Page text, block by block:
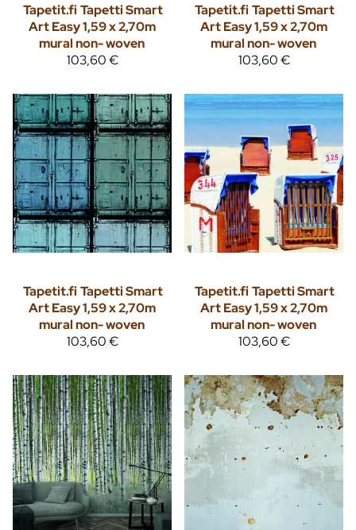
Tapetit.fiTapetti Smart
Art Easy 1,59 x 2,70m
mural non- woven
103,60 €
Tapetit.fiTapetti Smart
Art Easy 1,59 x 2,70m
mural non- woven
103,60 €
Tapetit.fiTapetti Smart
Art Easy 1,59 x 2,70m
mural non- woven
103,60 €
Tapetit.fiTapetti Smart
Art Easy 1,59 x 2,70m
mural non- woven
103,60 €